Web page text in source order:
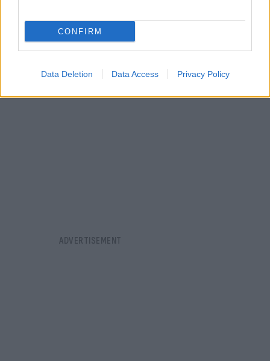
CONFIRM
Data Deletion Data Access Privacy Policy
06.08.2026